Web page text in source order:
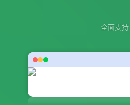
全面支持